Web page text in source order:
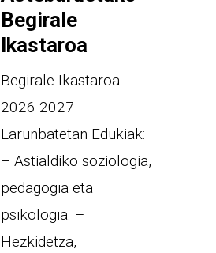
Begirale
Ikastaroa
Begirale Ikastaroa
2026-2027
Larunbatetan Edukiak:
– Astialdiko soziologia,
pedagogia eta
psikologia. –
Hezkidetza,